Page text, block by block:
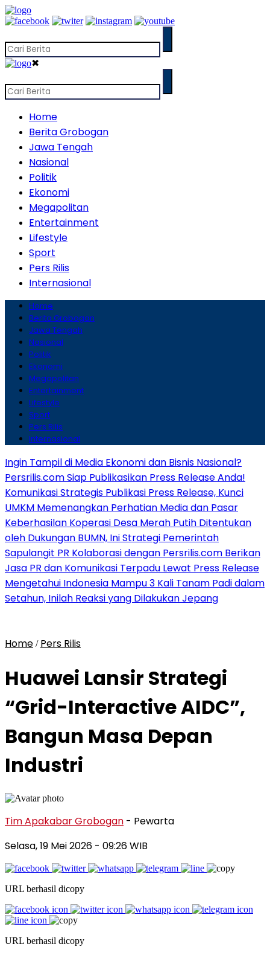
✖
Home
Berita Grobogan
Jawa Tengah
Nasional
Politik
Ekonomi
Megapolitan
Entertainment
Lifestyle
Sport
Pers Rilis
Internasional
Home
Berita Grobogan
Jawa Tengah
Nasional
Politik
Ekonomi
Megapolitan
Entertainment
Lifestyle
Sport
Pers Rilis
Internasional
Ingin Tampil di Media Ekonomi dan Bisnis Nasional?
Persrilis.com Siap Publikasikan Press Release Anda!
Komunikasi Strategis Publikasi Press Release, Kunci
UMKM Memenangkan Perhatian Media dan Pasar
Keberhasilan Koperasi Desa Merah Putih Ditentukan
oleh Dukungan BUMN, Ini Strategi Pemerintah
Sapulangit PR Kolaborasi dengan Persrilis.com Berikan
Jasa PR dan Komunikasi Terpadu Lewat Press Release
Mengetahui Indonesia Mampu 3 Kali Tanam Padi dalam
Setahun, Inilah Reaksi yang Dilakukan Jepang
Home / Pers Rilis
Huawei Lansir Strategi
“Grid-Interactive AIDC”,
Bangun Masa Depan
Industri
Tim Apakabar Grobogan - Pewarta
Selasa, 19 Mei 2026 - 09:26 WIB
URL berhasil dicopy
URL berhasil dicopy